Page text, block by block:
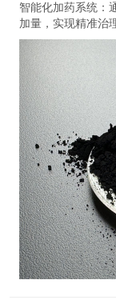
智能化加药系统：
加量，实现精准治